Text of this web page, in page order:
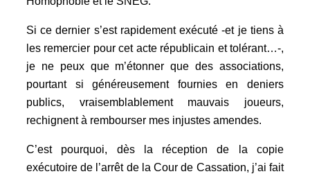
Si ce dernier s’est rapidement exécuté -et je tiens à
les remercier pour cet acte républicain et tolérant…-,
je ne peux que m’étonner que des associations,
pourtant si généreusement fournies en deniers
publics, vraisemblablement mauvais joueurs,
rechignent à rembourser mes injustes amendes.
C’est pourquoi, dès la réception de la copie
exécutoire de l’arrêt de la Cour de Cassation, j’ai fait